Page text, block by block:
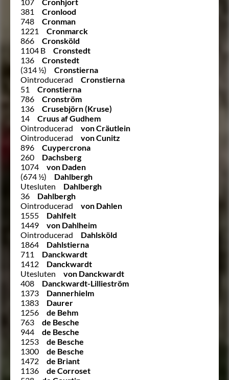
381
Cronlood
748
Cronman
1221
Cronmarck
866
Cronsköld
1104 B
Cronstedt
136
Cronstedt
(314 ½)
Cronstierna
Ointroducerad
Cronstierna
51
Cronstierna
786
Cronström
136
Crusebjörn (Kruse)
14
Cruus af Gudhem
Ointroducerad
von Cräutlein
Ointroducerad
von Cunitz
896
Cuypercrona
260
Dachsberg
1074
von Daden
(674 ½)
Dahlbergh
Utesluten
Dahlbergh
36
Dahlbergh
Ointroducerad
von Dahlen
1555
Dahlfelt
1449
von Dahlheim
Ointroducerad
Dahlsköld
1864
Dahlstierna
711
Danckwardt
1412
Danckwardt
Utesluten
von Danckwardt
408
Danckwardt-Lillieström
1373
Dannerhielm
1383
Daurer
1256
de Behm
763
de Besche
944
de Besche
1253
de Besche
1300
de Besche
1472
de Briant
1136
de Corroset